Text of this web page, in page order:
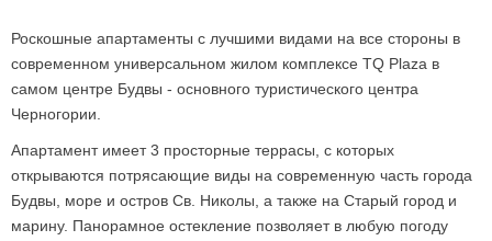
Роскошные апартаменты с лучшими видами на все стороны в
современном универсальном жилом комплексе TQ Plaza в
самом центре Будвы - основного туристического центра
Черногории.
Апартамент имеет 3 просторные террасы, с которых
открываются потрясающие виды на современную часть города
Будвы, море и остров Св. Николы, а также на Cтарый город и
марину. Панорамное остекление позволяет в любую погоду